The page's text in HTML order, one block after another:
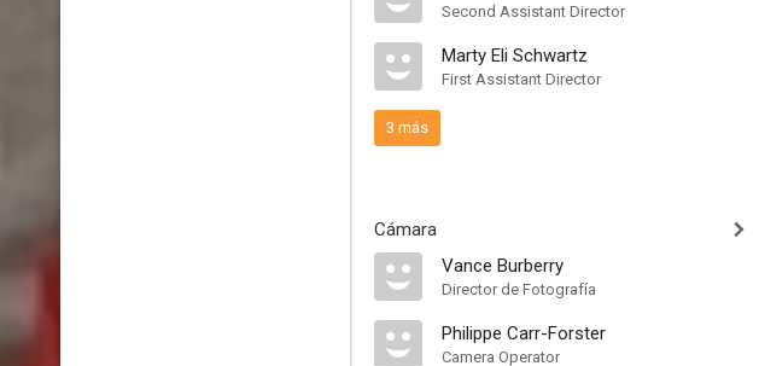
Second Assistant Director
Marty Eli Schwartz
First Assistant Director
3 más
Cámara
Vance Burberry
Director de Fotografía
Philippe Carr-Forster
Camera Operator